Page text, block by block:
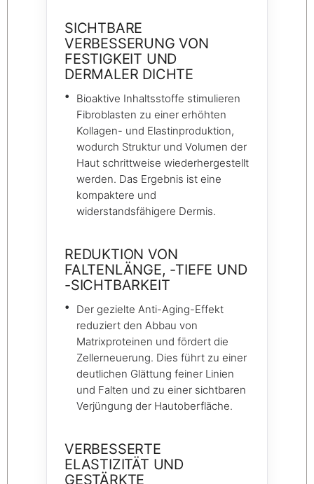
SICHTBARE
VERBESSERUNG VON
FESTIGKEIT UND
DERMALER DICHTE
Bioaktive Inhaltsstoffe stimulieren
Fibroblasten zu einer erhöhten
Kollagen- und Elastinproduktion,
wodurch Struktur und Volumen der
Haut schrittweise wiederhergestellt
werden. Das Ergebnis ist eine
kompaktere und
widerstandsfähigere Dermis.
REDUKTION VON
FALTENLÄNGE, -TIEFE UND
-SICHTBARKEIT
Der gezielte Anti-Aging-Effekt
reduziert den Abbau von
Matrixproteinen und fördert die
Zellerneuerung. Dies führt zu einer
deutlichen Glättung feiner Linien
und Falten und zu einer sichtbaren
Verjüngung der Hautoberfläche.
VERBESSERTE
ELASTIZITÄT UND
GESTÄRKTE